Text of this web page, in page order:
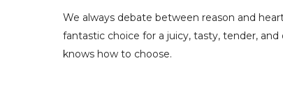
We always debate between reason and
fantastic choice for a juicy, tasty, tender,
knows how to choose.